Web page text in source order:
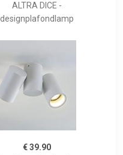
ALTRA DICE -
designplafondlamp
€ 39.90